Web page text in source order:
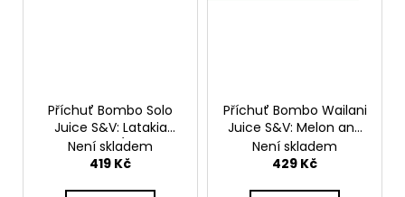
Příchuť Bombo Solo
Juice S&V: Latakia
Tobacco (Tabák
latakia) objem 15ml
Není skladem
419 Kč
Příchuť Bombo Wailani
Juice S&V: Melon and
Watermelon
(Melounový mix) 15ml
Není skladem
429 Kč